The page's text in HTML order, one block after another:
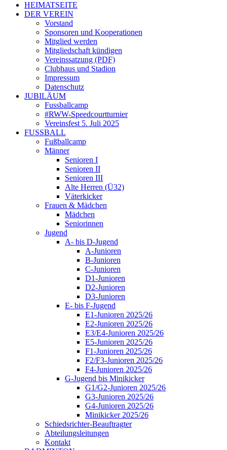
HEIMATSEITE
DER VEREIN
Vorstand
Sponsoren und Kooperationen
Mitglied werden
Mitgliedschaft kündigen
Vereinssatzung (PDF)
Clubhaus und Stadion
Impressum
Datenschutz
JUBILÄUM
Fussballcamp
#RWW-Speedcourtturnier
Vereinsfest 5. Juli 2025
FUSSBALL
Fußballcamp
Männer
Senioren I
Senioren II
Senioren III
Alte Herren (Ü32)
Väterkicker
Frauen & Mädchen
Mädchen
Seniorinnen
Jugend
A- bis D-Jugend
A-Junioren
B-Junioren
C-Junioren
D1-Junioren
D2-Junioren
D3-Junioren
E- bis F-Jugend
E1-Junioren 2025/26
E2-Junioren 2025/26
E3/E4-Junioren 2025/26
E5-Junioren 2025/26
F1-Junioren 2025/26
F2/F3-Junioren 2025/26
F4-Junioren 2025/26
G-Jugend bis Minikicker
G1/G2-Junioren 2025/26
G3-Junioren 2025/26
G4-Junioren 2025/26
Minikicker 2025/26
Schiedsrichter-Beauftragter
Abteilungsleitungen
Kontakt